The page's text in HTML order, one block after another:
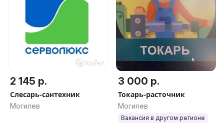
2 145 р.
Слесарь-сантехник
Могилев
3 000 р.
Токарь-расточник
Могилев
Вакансия в другом регионе